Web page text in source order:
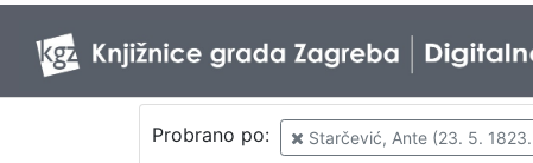
Probrano po: Starčević, Ante (23. 5.